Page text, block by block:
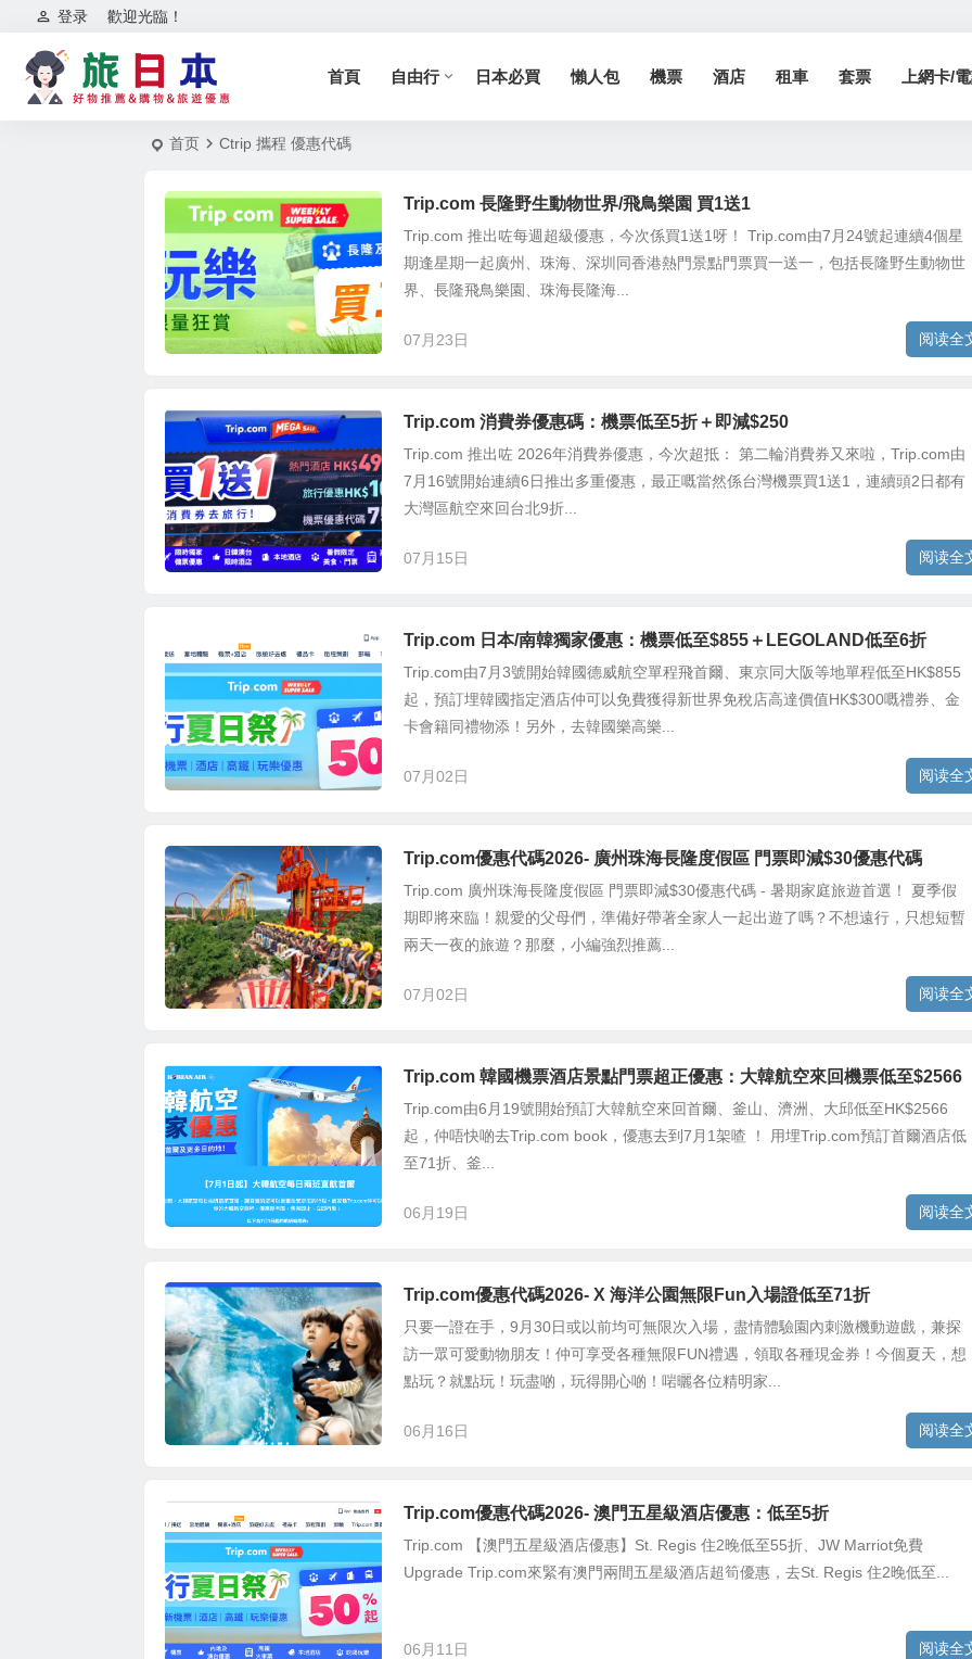
歡迎光臨！
登录
首頁 自由行 日本必買 懶人包 機票 酒店 租車 套票 上網卡/
首页 Ctrip 攜程 優惠代碼
Trip.com 長隆野生動物世界/飛鳥樂園 買1送1
Trip.com 推出咗每週超級優惠，今次係買1送1呀！ Trip.com由7月24號起連續4個星
期逢星期一起廣州、珠海、深圳同香港熱門景點門票買一送一，包括長隆野生動物世
界、長隆飛鳥樂園、珠海長隆海...
07月23日 阅读全
Trip.com 消費券優惠碼：機票低至5折＋即減$250
Trip.com 推出咗 2026年消費券優惠，今次超抵： 第二輪消費券又來啦，Trip.com由
7月16號開始連續6日推出多重優惠，最正嘅當然係台灣機票買1送1，連續頭2日都有
大灣區航空來回台北9折...
07月15日 阅读全
Trip.com 日本/南韓獨家優惠：機票低至$855＋LEGOLAND低至6折
Trip.com由7月3號開始韓國德威航空單程飛首爾、東京同大阪等地單程低至HK$855
起，預訂埋韓國指定酒店仲可以免費獲得新世界免稅店高達價值HK$300嘅禮券、金
卡會籍同禮物添！另外，去韓國樂高樂...
07月02日 阅读全
Trip.com優惠代碼2026- 廣州珠海長隆度假區 門票即減$30優惠代碼
Trip.com 廣州珠海長隆度假區 門票即減$30優惠代碼 - 暑期家庭旅遊首選！ 夏季假
期即將來臨！親愛的父母們，準備好帶著全家人一起出遊了嗎？不想遠行，只想短暫
兩天一夜的旅遊？那麼，小編強烈推薦...
07月02日 阅读全
Trip.com 韓國機票酒店景點門票超正優惠：大韓航空來回機票低至$2566
Trip.com由6月19號開始預訂大韓航空來回首爾、釜山、濟洲、大邱低至HK$2566
起，仲唔快啲去Trip.com book，優惠去到7月1架喳 ！ 用埋Trip.com預訂首爾酒店低
至71折、釜...
06月19日 阅读全
Trip.com優惠代碼2026- X 海洋公園無限Fun入場證低至71折
只要一證在手，9月30日或以前均可無限次入場，盡情體驗園內刺激機動遊戲，兼探
訪一眾可愛動物朋友！仲可享受各種無限FUN禮遇，領取各種現金券！今個夏天，想
點玩？就點玩！玩盡啲，玩得開心啲！啱曬各位精明家...
06月16日 阅读全
Trip.com優惠代碼2026- 澳門五星級酒店優惠：低至5折
Trip.com 【澳門五星級酒店優惠】St. Regis 住2晚低至55折、JW Marriot免費
Upgrade Trip.com來緊有澳門兩間五星級酒店超筍優惠，去St. Regis 住2晚低至...
06月11日 阅读全